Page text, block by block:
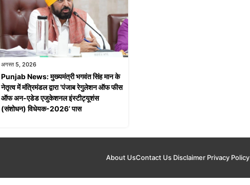
अगस्त 5, 2026
Punjab News: मुख्यमंत्री भगवंत सिंह मान के
नेतृत्व में मंत्रिमंडल द्वारा ‘पंजाब रेगुलेशन ऑफ फीस
ऑफ अन-एडेड एजुकेशनल इंस्टीट्यूशंस
(संशोधन) विधेयक-2026’ पास
About UsContact Us Disclaimer Privacy Policy